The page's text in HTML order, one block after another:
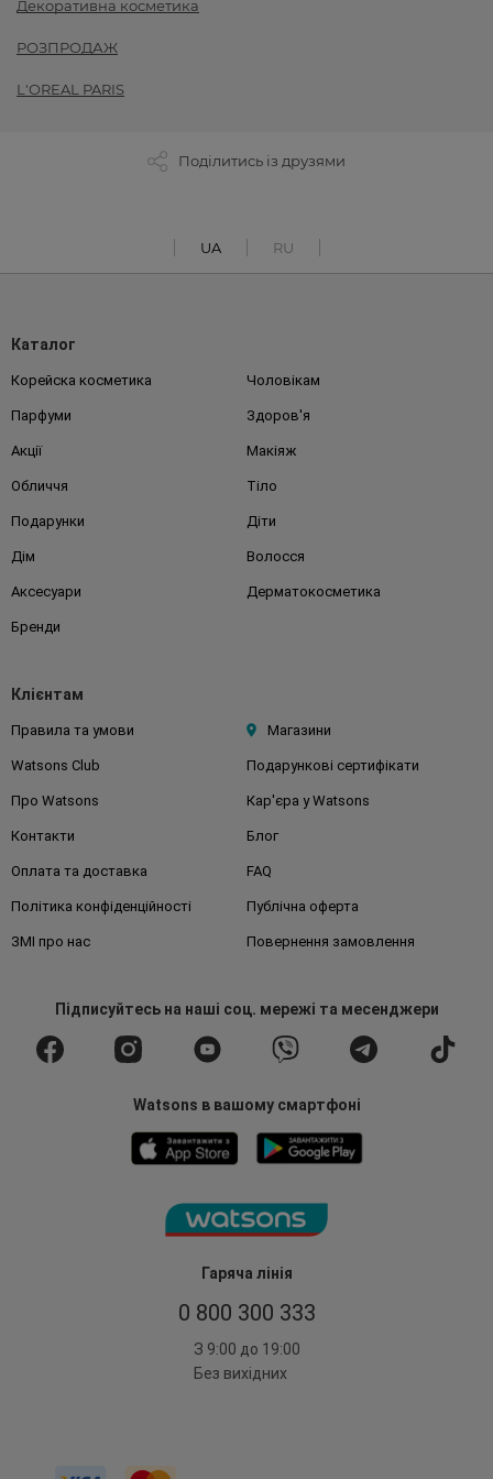
Декоративна косметика
РОЗПРОДАЖ
L'OREAL PARIS
Поділитись із друзями
UA RU
Гаряча лінія
0 800 300 333
З 9:00 до 19:00
Без вихідних
Каталог
Корейска косметика Чоловікам
Парфуми Здоров'я
Акції Макіяж
Обличчя Тіло
Подарунки Діти
Дім Волосся
Аксесуари Дерматокосметика
Бренди
Клієнтам
Правила та умови Магазини
Watsons Club Подарункові сертифікати
Про Watsons Кар'єра у Watsons
Контакти Блог
Оплата та доставка FAQ
Політика конфіденційності Публічна оферта
ЗМІ про нас Повернення замовлення
Підписуйтесьна наші соц. мережі та месенджери
Watsons в вашому смартфоні